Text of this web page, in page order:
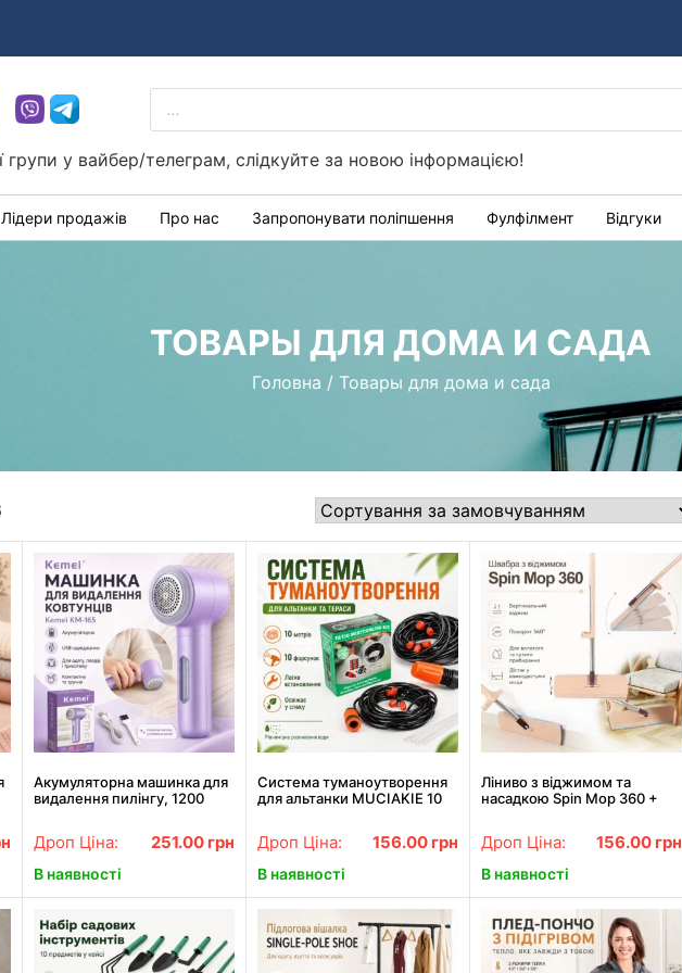
платформа в Україні
PRODUCTS
SEARCH
у вайбер/телеграм, слідкуйте за новою інформацією!
Лідери продажів Про нас Запропонувати поліпшення Фулфілмент Відгуки
ТОВАРЫ ДЛЯ ДОМА И САДА
Головна / Товары для дома и сада
Акумуляторна машинка для
видалення пилінгу, 1200
пилінгу / Тример
Дроп Ціна: 251.00 грн
В наявності
Система туманоутворення
для альтанки MUCIAKIE 10
садового розпилювача)
Дроп Ціна: 156.00 грн
В наявності
Ліниво з віджимом та
насадкою Spin Mop 360 +
Дроп Ціна: 156.00 грн
В наявності